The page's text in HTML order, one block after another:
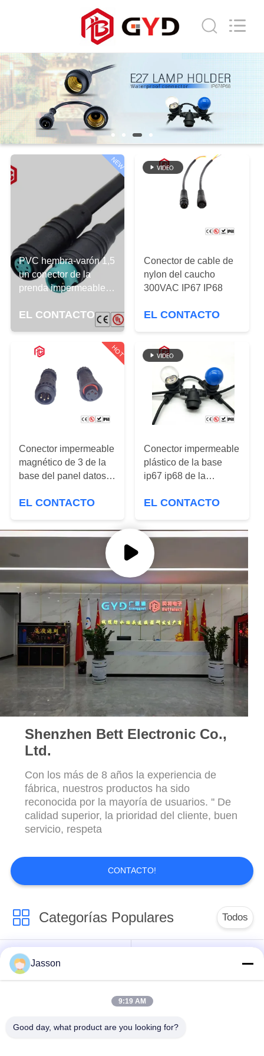
HOGAR
PRODUCTOS
SOBRE
NOSOTROS
FÁBRICA
CONTROL
DE
CALIDAD
MAPA
SITIO
PRIVACY
POLICY
NEW
PVC hembra-varón 1,5
un conector de la
prenda impermeable
EL CONTACTO
Conector de cable de
nylon del caucho
300VAC IP67 IP68
EL CONTACTO
HOT
Conector impermeable
magnético de 3 de la
base del panel datos
EL CONTACTO
Conector impermeable
plástico de la base
ip67 ip68 de la
zócalo de la luz del
E27
EL CONTACTO
Shenzhen Bett Electronic Co.,
Ltd.
Con los más de 8 años la experiencia de
fábrica, nuestros productos ha sido
reconocida por la mayoría de usuarios. '' De
calidad superior, la prioridad del cliente, buen
servicio, respeta
CONTACTO!
Categorías Populares Todos
Conector circular
impermeable
de la baja tensión
impermeable de los
Tenedor de la
Jasson
9:19 AM
Good day, what product are you looking for?